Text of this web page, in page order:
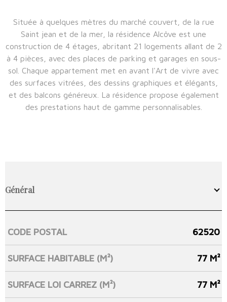
Située à quelques mètres du marché couvert, de la rue
Saint jean et de la mer, la résidence Alcôve est une
construction de 4 étages, abritant 21 logements allant de 2
à 4 pièces, avec des places de parking et garages en sous-
sol. Chaque appartement met en avant l'Art de vivre avec
des surfaces vitrées, des dessins graphiques et élégants,
et des balcons généreux. La résidence propose également
des prestations haut de gamme personnalisables.
Général
Caractérisque Valeurs
CODE POSTAL 62520
SURFACE HABITABLE (M²) 77 M²
SURFACE LOI CARREZ (M²) 77 M²